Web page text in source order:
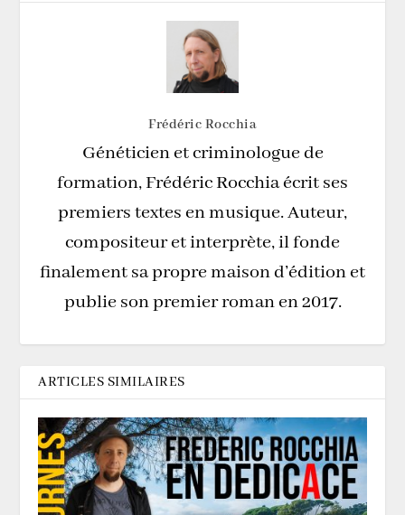
Frédéric Rocchia
Généticien et criminologue de
formation, Frédéric Rocchia écrit ses
premiers textes en musique. Auteur,
compositeur et interprète, il fonde
finalement sa propre maison d’édition et
publie son premier roman en 2017.
ARTICLES SIMILAIRES